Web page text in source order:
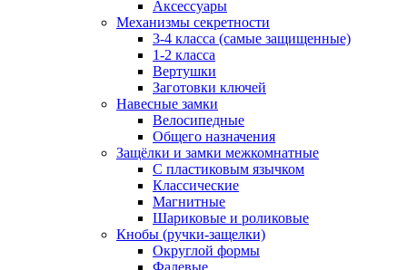
Аксессуары
Механизмы секретности
3-4 класса (самые защищенные)
1-2 класса
Вертушки
Заготовки ключей
Навесные замки
Велосипедные
Общего назначения
Защёлки и замки межкомнатные
С пластиковым язычком
Классические
Магнитные
Шариковые и роликовые
Кнобы (ручки-защелки)
Округлой формы
Фалевые